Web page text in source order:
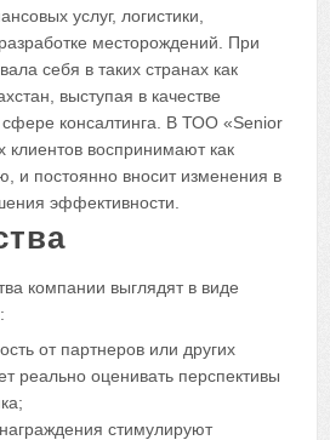
услуг, логистики,
месторождений. При
себя в таких странах как
выступая в качестве
сфере консалтинга. В ТОО «Senior
клиентов воспринимают как
и постоянно вносит изменения в
эффективности.
компании выглядят в виде
от партнеров или других
реально оценивать перспективы
стимулируют